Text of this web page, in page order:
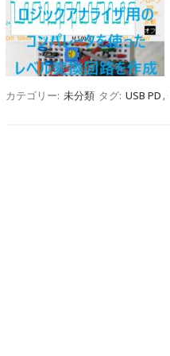
カテゴリー: 未分類 タグ: USB PD ,